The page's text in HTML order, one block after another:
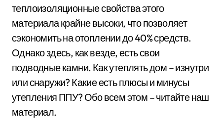
теплоизоляционные свойства этого
материала крайне высоки, что позволяет
сэкономить на отоплении до 40% средств.
Однако здесь, как везде, есть свои
подводные камни. Как утеплять дом – изнутри
или снаружи? Какие есть плюсы и минусы
утепления ППУ? Обо всем этом – читайте наш
материал.